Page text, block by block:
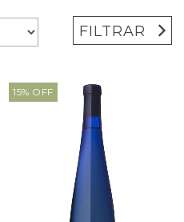
FILTRAR
15% OFF